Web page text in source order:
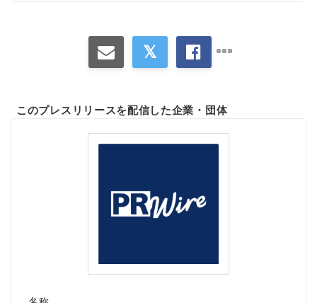
このプレスリリースを配信した企業・団体